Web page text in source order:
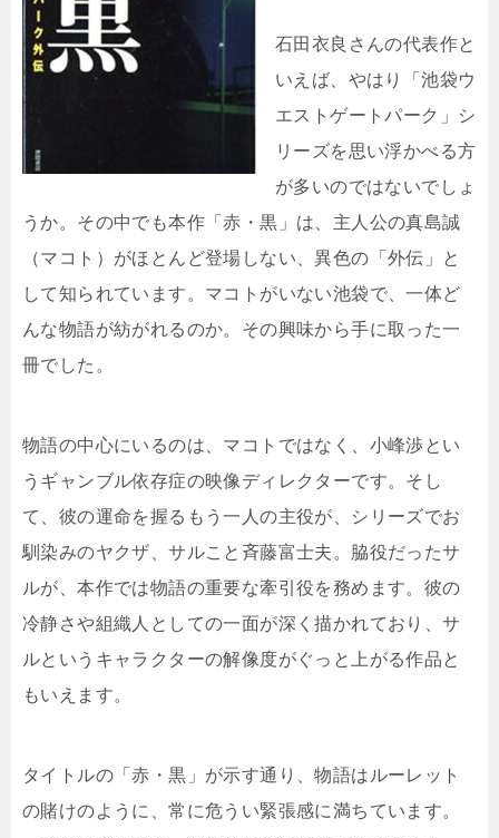
石田衣良さんの代表作と
いえば、やはり「池袋ウ
エストゲートパーク」シ
リーズを思い浮かべる方
が多いのではないでしょ
うか。その中でも本作「赤・黒」は、主人公の真島誠
（マコト）がほとんど登場しない、異色の「外伝」と
して知られています。マコトがいない池袋で、一体ど
んな物語が紡がれるのか。その興味から手に取った一
冊でした。
物語の中心にいるのは、マコトではなく、小峰渉とい
うギャンブル依存症の映像ディレクターです。そし
て、彼の運命を握るもう一人の主役が、シリーズでお
馴染みのヤクザ、サルこと斉藤富士夫。脇役だったサ
ルが、本作では物語の重要な牽引役を務めます。彼の
冷静さや組織人としての一面が深く描かれており、サ
ルというキャラクターの解像度がぐっと上がる作品と
もいえます。
タイトルの「赤・黒」が示す通り、物語はルーレット
の賭けのように、常に危うい緊張感に満ちています。